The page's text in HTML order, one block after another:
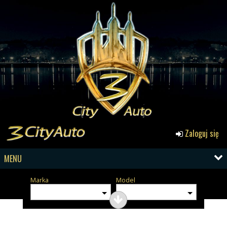
Zaloguj się
MENU
Marka Model